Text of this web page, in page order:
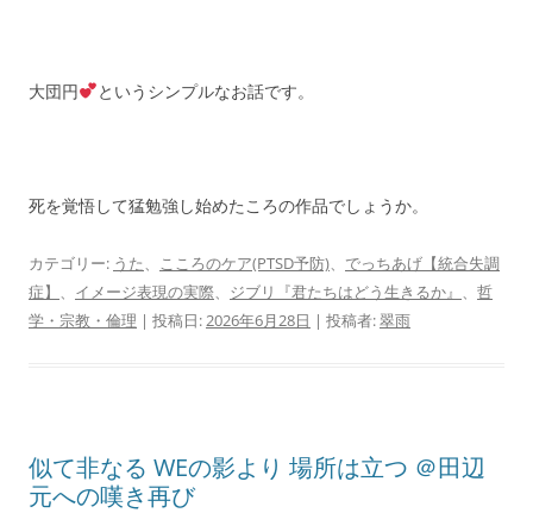
大団円 というシンプルなお話です。
死を覚悟して猛勉強し始めたころの作品でしょうか。
カテゴリー: うた、 こころのケア(PTSD予防)、 でっちあげ【統合失調
症】 、 イメージ表現の実際、 ジブリ『君たちはどう生きるか』 、 哲
学・宗教・倫理 | 投稿日:2026年6月28日 | 投稿者:翠雨
似て非なる WEの影より 場所は立つ ＠田辺
元への嘆き再び